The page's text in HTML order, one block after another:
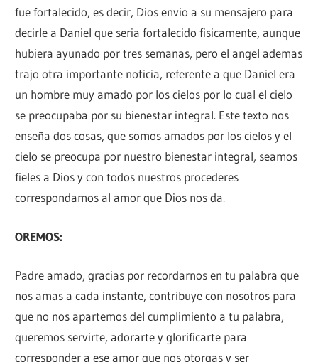
fue fortalecido, es decir, Dios envio a su mensajero para
decirle a Daniel que seria fortalecido fisicamente, aunque
hubiera ayunado por tres semanas, pero el angel ademas
trajo otra importante noticia, referente a que Daniel era
un hombre muy amado por los cielos por lo cual el cielo
se preocupaba por su bienestar integral. Este texto nos
enseña dos cosas, que somos amados por los cielos y el
cielo se preocupa por nuestro bienestar integral, seamos
fieles a Dios y con todos nuestros procederes
correspondamos al amor que Dios nos da.
OREMOS:
Padre amado, gracias por recordarnos en tu palabra que
nos amas a cada instante, contribuye con nosotros para
que no nos apartemos del cumplimiento a tu palabra,
queremos servirte, adorarte y glorificarte para
corresponder a ese amor que nos otorgas y ser